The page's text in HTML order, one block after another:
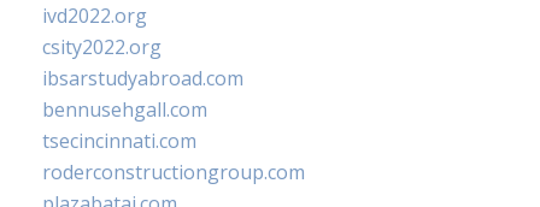
ivd2022.org
csity2022.org
ibsarstudyabroad.com
bennusehgall.com
tsecincinnati.com
roderconstructiongroup.com